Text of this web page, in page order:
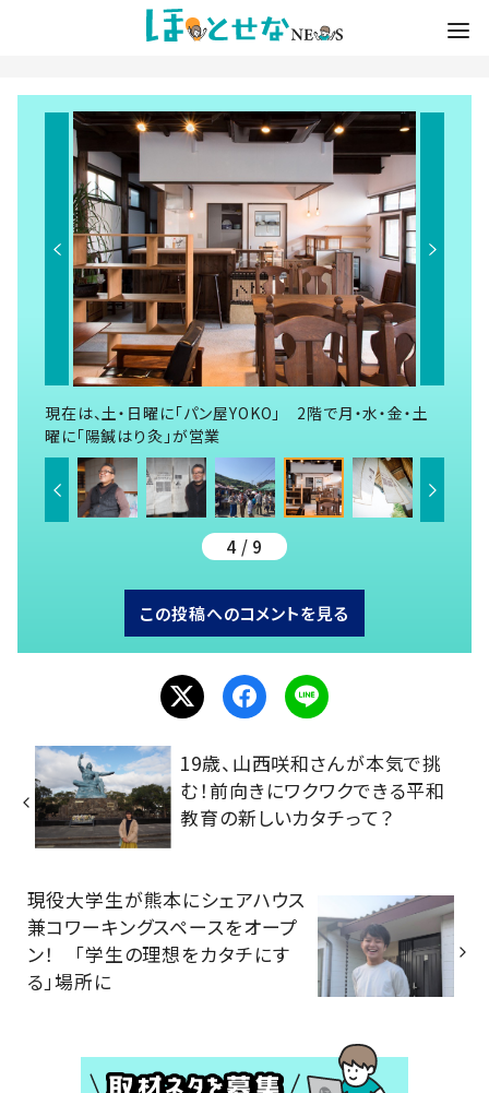
現在は、土・日曜に「パン屋YOKO」 2階で月・水・金・土
曜に「陽鍼はり灸」が営業
4 / 9
この投稿へのコメントを見る
19歳、山西咲和さんが本気で挑
む！前向きにワクワクできる平和
教育の新しいカタチって？
現役大学生が熊本にシェアハウス
兼コワーキングスペースをオープ
ン！ 「学生の理想をカタチにす
る」場所に